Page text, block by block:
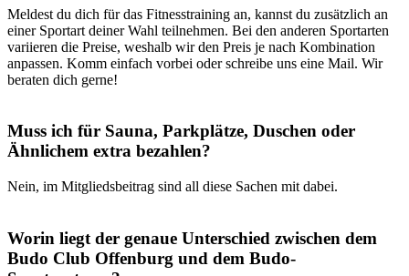
Meldest du dich für das Fitnesstraining an, kannst du zusätzlich an
einer Sportart deiner Wahl teilnehmen. Bei den anderen Sportarten
variieren die Preise, weshalb wir den Preis je nach Kombination
anpassen. Komm einfach vorbei oder schreibe uns eine Mail. Wir
beraten dich gerne!
Muss ich für Sauna, Parkplätze, Duschen oder
Ähnlichem extra bezahlen?
Nein, im Mitgliedsbeitrag sind all diese Sachen mit dabei.
Worin liegt der genaue Unterschied zwischen dem
Budo Club Offenburg und dem Budo-